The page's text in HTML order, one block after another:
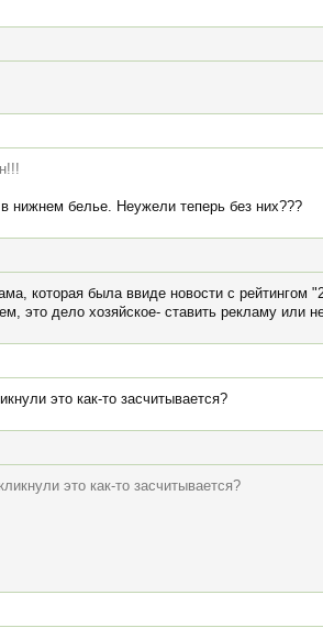
нижнем белье. Неужели теперь без них???
которая была ввиде новости с
это дело хозяйское- ставить рекламу или
это как-то засчитывается?
это как-то засчитывается?